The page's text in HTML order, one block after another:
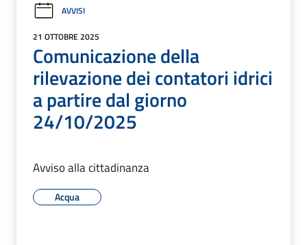
AVVISI
21 OTTOBRE 2025
Comunicazione della
rilevazione dei contatori idrici
a partire dal giorno
24/10/2025
Avviso alla cittadinanza
Acqua